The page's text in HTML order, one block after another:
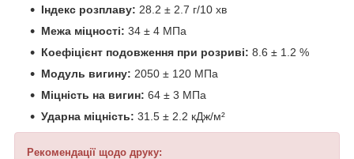
Індекс розплаву: 28.2 ± 2.7 г/10 хв
Межа міцності: 34 ± 4 МПа
Коефіцієнт подовження при розриві: 8.6 ± 1.2 %
Модуль вигину: 2050 ± 120 МПа
Міцність на вигин: 64 ± 3 МПа
Ударна міцність: 31.5 ± 2.2 кДж/м²
Рекомендації щодо друку: